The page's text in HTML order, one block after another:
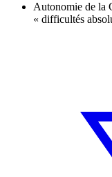
Autonomie de la
« difficultés